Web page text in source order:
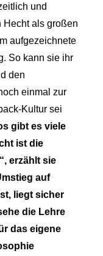
und
Hecht als großen
aufgezeichnete
So kann sie ihr
den
einmal zur
Kultur sei
gibt es viele
ist die
erzählt sie
auf
liegt sicher
die Lehre
das eigene